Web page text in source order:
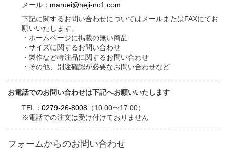
メール： maruei@neji-no1.com
下記に関するお問い合わせについてはメールまたはFAXにてお
願いいたします。
・ホームページに掲載の無い商品
・サイズに関するお問い合わせ
・製作など特注品に関するお問い合わせ
・その他、別途確認が必要なお問い合わせなど
お電話でのお問い合わせは下記へお願いいたします
TEL： 0279-26-8008 （10:00〜17:00）
※電話での注文は受け付けておりません
フォームからのお問い合わせ